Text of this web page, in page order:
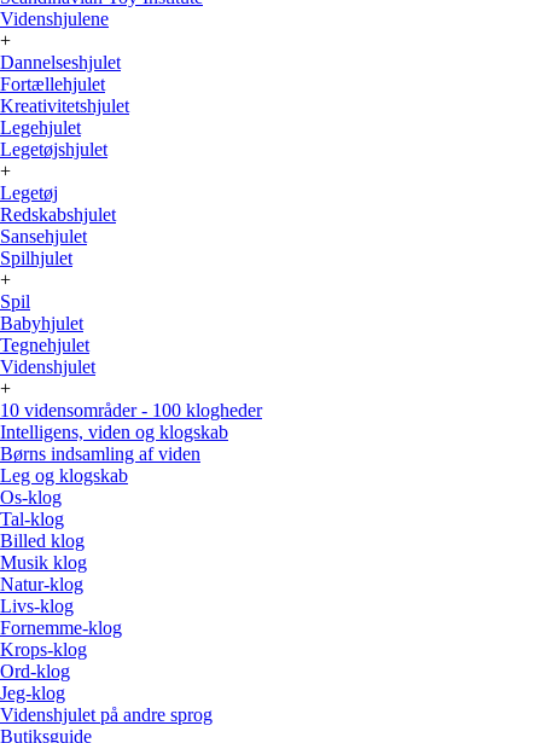
Videnshjulene
+
Dannelseshjulet
Fortællehjulet
Kreativitetshjulet
Legehjulet
Legetøjshjulet
+
Legetøj
Redskabshjulet
Sansehjulet
Spilhjulet
+
Spil
Babyhjulet
Tegnehjulet
Videnshjulet
+
10 vidensområder - 100 klogheder
Intelligens, viden og klogskab
Børns indsamling af viden
Leg og klogskab
Os-klog
Tal-klog
Billed klog
Musik klog
Natur-klog
Livs-klog
Fornemme-klog
Krops-klog
Ord-klog
Jeg-klog
Videnshjulet på andre sprog
Butiksguide